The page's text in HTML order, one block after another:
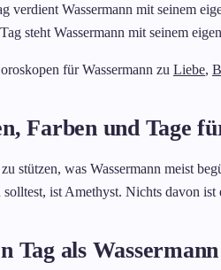
verdient Wassermann mit seinem
steht Wassermann mit seinem
für Wassermann zu Liebe,
Farben und Tage
stützen, was Wassermann meist
ist Amethyst. Nichts davon
Tag als